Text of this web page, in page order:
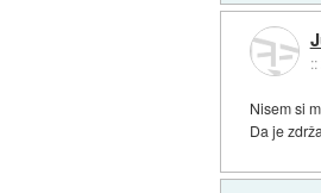
::
Nisem si
Da je